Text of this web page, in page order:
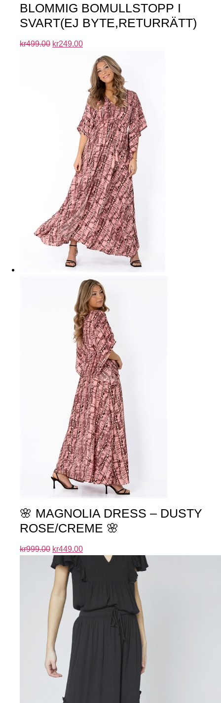
BLOMMIG BOMULLSTOPP I
SVART(EJ BYTE,RETURRÄTT)
kr499.00 kr249.00
🌸 MAGNOLIA DRESS – DUSTY
ROSE/CREME 🌸
kr999.00 kr449.00